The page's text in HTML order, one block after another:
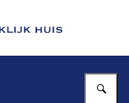
Het Koninklijk Huis